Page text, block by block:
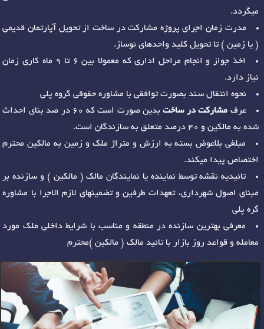
میگردد.
مدرت زمان اجرای پروژه مشارکت در ساخت از تحویل آپارتمان قدیمی
( یا زمین ) تا تحویل کلید واحدهای نوساز.
اخذ جواز و انجام مراحل اداری که معمولا بین 6 تا 9 ماه کاری زمان
نیاز دارد.
نحوه انتقال سند بصورت توافقی با مشاوره حقوقی گروه پلی
عرف مشارکت در ساخت
بدین صورت است که 60 در صد بنای احداث
شده به مالکین و 40 درصد متعلق به سازندگان است.
مبلغی بلاعوض بسته به ارزش و متراژ ملک و زمین به مالکین محترم
اختصاص پیدا میکند.
تائیدیه نقشه توسط نماینده یا نمایندگان مالک ( مالکین ) و سازنده بر
مبنای اصول شهرداری، تعهدات طرفین و تضمینهای لازم الاجرا با مشاوره
گره پلی
معرفی بهترین سازنده در منطقه و مناسب با شرایط داخلی ملک مورد
معامله و قواعد روز بازار با تائید مالک ( مالکین )محترم